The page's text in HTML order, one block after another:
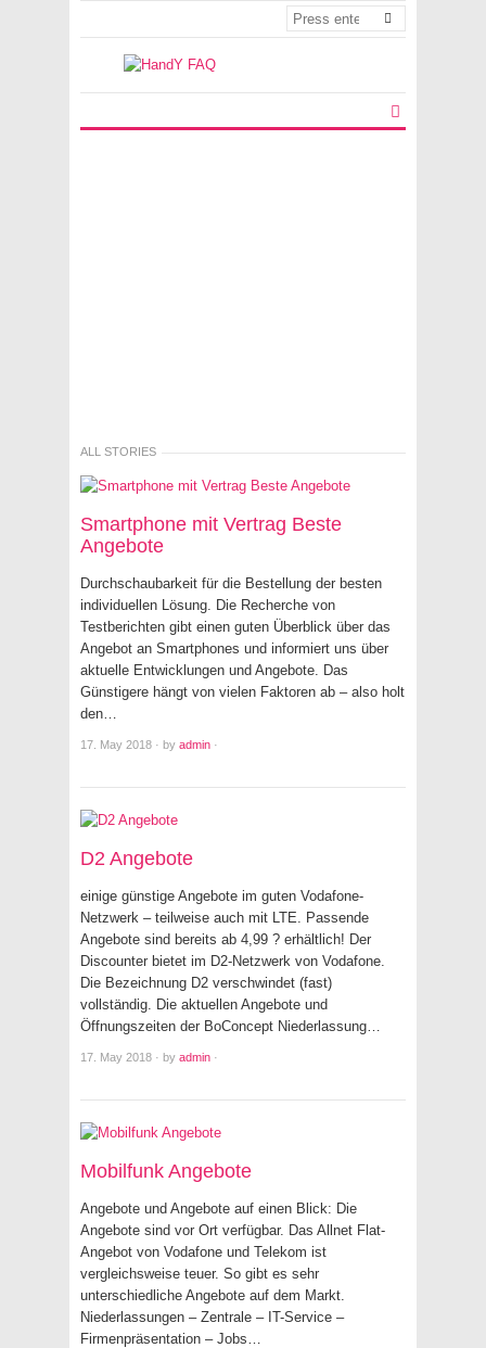
ALL STORIES
Smartphone mit Vertrag Beste
Angebote
Durchschaubarkeit für die Bestellung der besten
individuellen Lösung. Die Recherche von
Testberichten gibt einen guten Überblick über das
Angebot an Smartphones und informiert uns über
aktuelle Entwicklungen und Angebote. Das
Günstigere hängt von vielen Faktoren ab – also holt
den…
17. May 2018 · by admin ·
D2 Angebote
einige günstige Angebote im guten Vodafone-
Netzwerk – teilweise auch mit LTE. Passende
Angebote sind bereits ab 4,99 ? erhältlich! Der
Discounter bietet im D2-Netzwerk von Vodafone.
Die Bezeichnung D2 verschwindet (fast)
vollständig. Die aktuellen Angebote und
Öffnungszeiten der BoConcept Niederlassung…
17. May 2018 · by admin ·
Mobilfunk Angebote
Angebote und Angebote auf einen Blick: Die
Angebote sind vor Ort verfügbar. Das Allnet Flat-
Angebot von Vodafone und Telekom ist
vergleichsweise teuer. So gibt es sehr
unterschiedliche Angebote auf dem Markt.
Niederlassungen – Zentrale – IT-Service –
Firmenpräsentation – Jobs…